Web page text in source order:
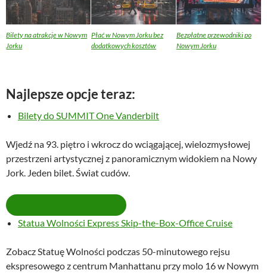
Bilety na atrakcje w Nowym
Jorku
Płać w Nowym Jorku bez
dodatkowych kosztów
Bezpłatne przewodniki po
Nowym Jorku
Najlepsze opcje teraz:
Bilety do SUMMIT One Vanderbilt
Wjedź na 93. piętro i wkrocz do wciągającej, wielozmysłowej
przestrzeni artystycznej z panoramicznym widokiem na Nowy
Jork. Jeden bilet. Świat cudów.
Statua Wolności Express Skip-the-Box-Office Cruise
Zobacz Statuę Wolności podczas 50-minutowego rejsu
ekspresowego z centrum Manhattanu przy molo 16 w Nowym